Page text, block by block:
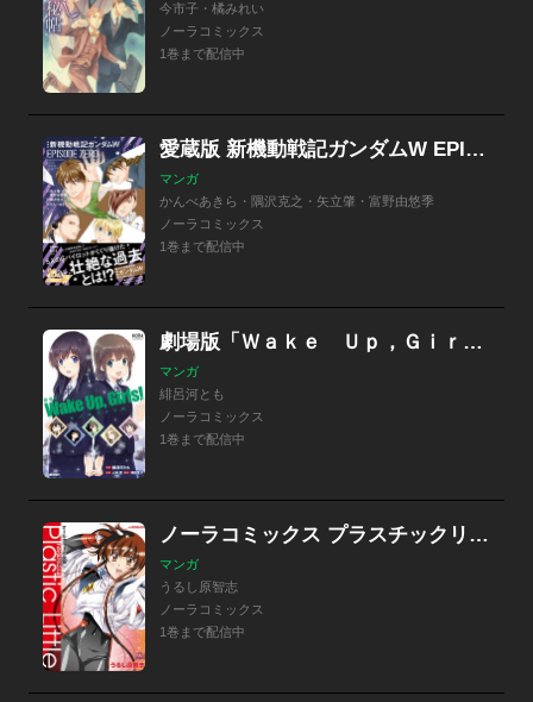
今市子・橘みれい
ノーラコミックス
1巻まで配信中
愛蔵版 新機動戦記ガンダムW EPISODE ZERO
マンガ
かんべあきら・隅沢克之・矢立肇・富野由悠季
ノーラコミックス
1巻まで配信中
劇場版「Ｗａｋｅ Ｕｐ，Ｇｉｒｌｓ！ 七人のアイドル」
マンガ
緋呂河とも
ノーラコミックス
1巻まで配信中
ノーラコミックス プラスチックリトルオールカラー完全版
マンガ
うるし原智志
ノーラコミックス
1巻まで配信中